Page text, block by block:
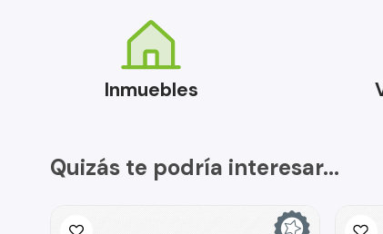
Inmuebles
Quizás te podría interesar...